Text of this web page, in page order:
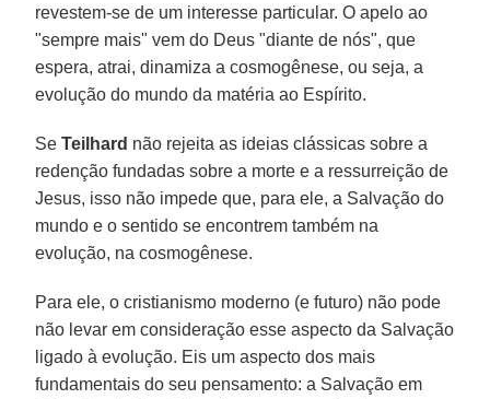
revestem-se de um interesse particular. O apelo ao
"sempre mais" vem do Deus "diante de nós", que
espera, atrai, dinamiza a cosmogênese, ou seja, a
evolução do mundo da matéria ao Espírito.
SeTeilhard não rejeita as ideias clássicas sobre a
redenção fundadas sobre a morte e a ressurreição de
Jesus, isso não impede que, para ele, a Salvação do
mundo e o sentido se encontrem também na
evolução, na cosmogênese.
Para ele, o cristianismo moderno (e futuro) não pode
não levar em consideração esse aspecto da Salvação
ligado à evolução. Eis um aspecto dos mais
fundamentais do seu pensamento: a Salvação em